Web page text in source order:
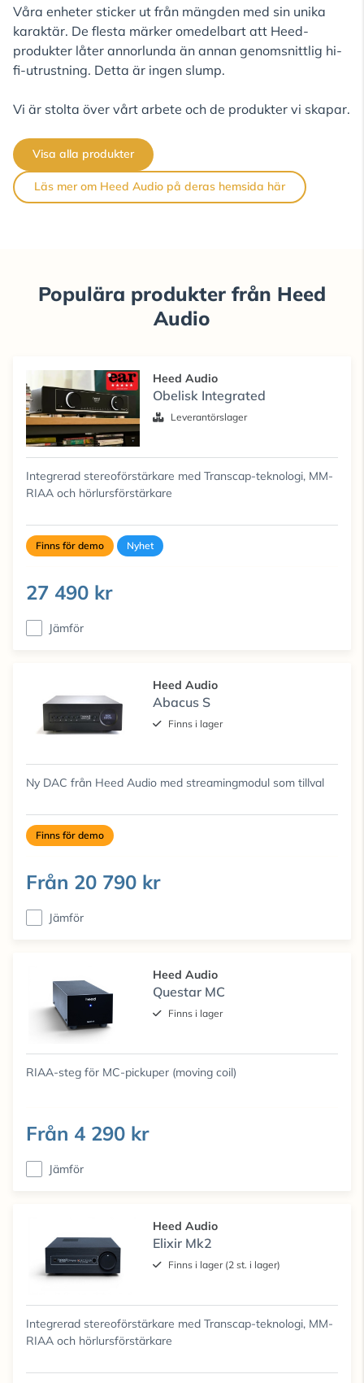
Våra enheter sticker ut från mängden med sin unika
karaktär. De flesta märker omedelbart att Heed-
produkter låter annorlunda än annan genomsnittlig hi-
fi-utrustning. Detta är ingen slump.
Vi är stolta över vårt arbete och de produkter vi skapar.
Visa alla produkter
Läs mer om Heed Audio på deras hemsida här
Populära produkter från Heed
Audio
Heed Audio
Obelisk Integrated
Leverantörslager
Integrerad stereoförstärkare med Transcap-teknologi, MM-
RIAA och hörlursförstärkare
Finns för demo Nyhet
27 490 kr
Jämför
Heed Audio
Abacus S
Finns i lager
Ny DAC från Heed Audio med streamingmodul som tillval
Finns för demo
Från 20 790 kr
Jämför
Heed Audio
Questar MC
Finns i lager
RIAA-steg för MC-pickuper (moving coil)
Från 4 290 kr
Jämför
Heed Audio
Elixir Mk2
Finns i lager (2 st. i lager)
Integrerad stereoförstärkare med Transcap-teknologi, MM-
RIAA och hörlursförstärkare